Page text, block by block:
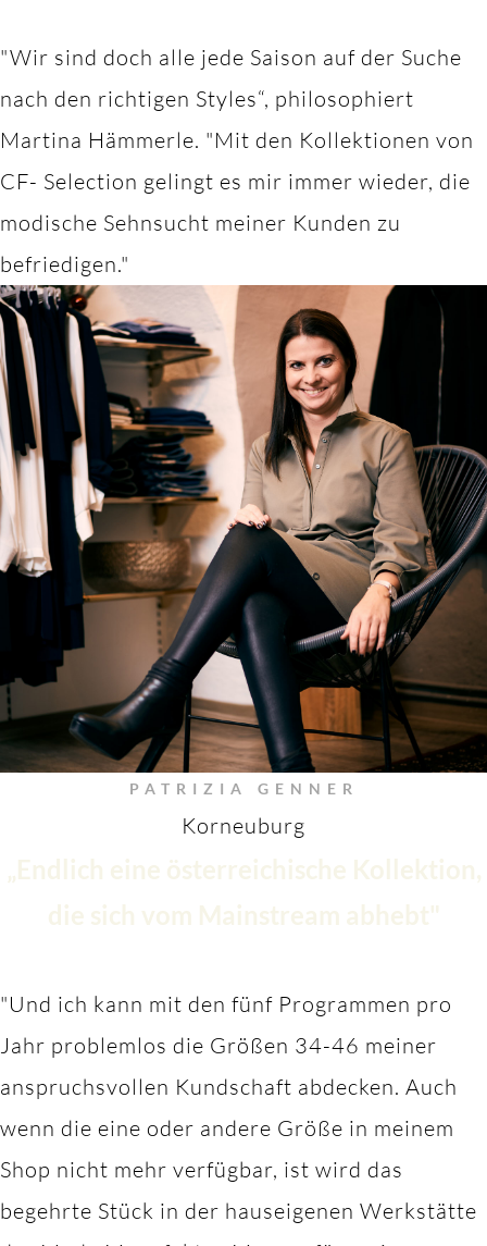
"Wir sind doch alle jede Saison auf der Suche
nach den richtigen Styles“, philosophiert
Martina Hämmerle. "Mit den Kollektionen von
CF- Selection gelingt es mir immer wieder, die
modische Sehnsucht meiner Kunden zu
befriedigen."
PATRIZIA GENNER
Korneuburg
„Endlich eine österreichische Kollektion,
die sich vom Mainstream abhebt"
"Und ich kann mit den fünf Programmen pro
Jahr problemlos die Größen 34-46 meiner
anspruchsvollen Kundschaft abdecken. Auch
wenn die eine oder andere Größe in meinem
Shop nicht mehr verfügbar, ist wird das
begehrte Stück in der hauseigenen Werkstätte